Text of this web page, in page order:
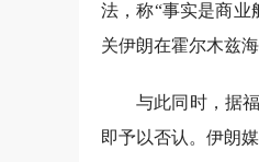
法，称“事实是商业
关伊朗在霍尔木兹
与此同时，据
即予以否认。伊朗